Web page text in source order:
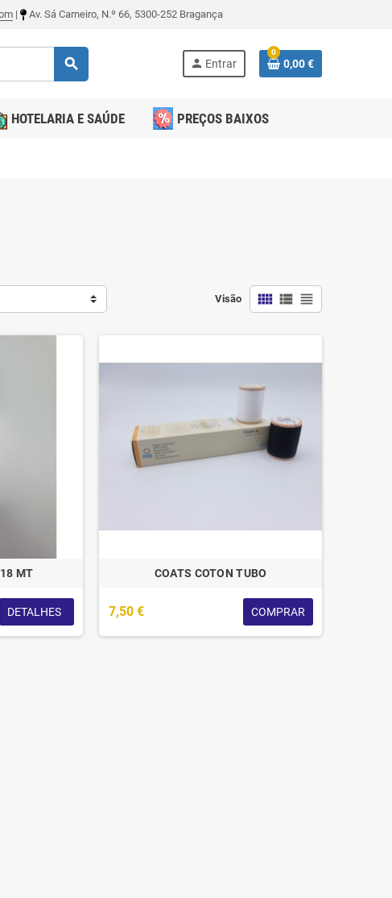
| Av. Sá Carneiro, N.º 66, 5300-252 Bragança
search person Entrar
0
0,00 €
HOTELARIA E SAÚDE PREÇOS BAIXOS
Visão view_comfy view_list view_headline
MT
DETALHES
COATS COTON TUBO
7,50 € COMPRAR